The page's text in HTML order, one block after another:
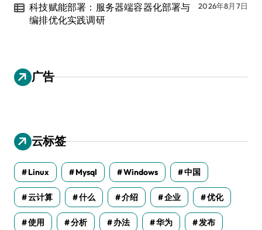
科技赋能部署：服务器端容器化部署与
编排优化实践调研
2026年8月7日
广告
云标签
Linux Mysql Windows 中国
云计算 什么 介绍 企业 优化
使用 分析 办法 华为 发布